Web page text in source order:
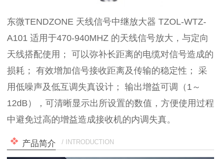
东微TENDZONE 天线信号中继放大器 TZOL-WTZ-
A101 适用于470-940MHZ 的天线信号放大，与定向
天线搭配使用； 可以弥补长距离的电缆对信号造成的
损耗； 有效增加信号接收距离及传输的稳定性； 采
用低噪声及低互调失真设计； 输出增益可调（1～
12dB），可清晰显示出所设置的数值，方便使用过程
中避免过高的增益造成接收机的内调失真。
产品简介 / INTRODUCTION